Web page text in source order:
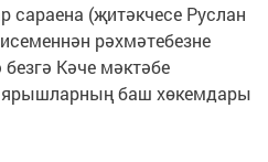
сараена (җитәкчесе Руслан
рәхмәтебезне
Кәче мәктәбе
ярышларның баш хөкемдары